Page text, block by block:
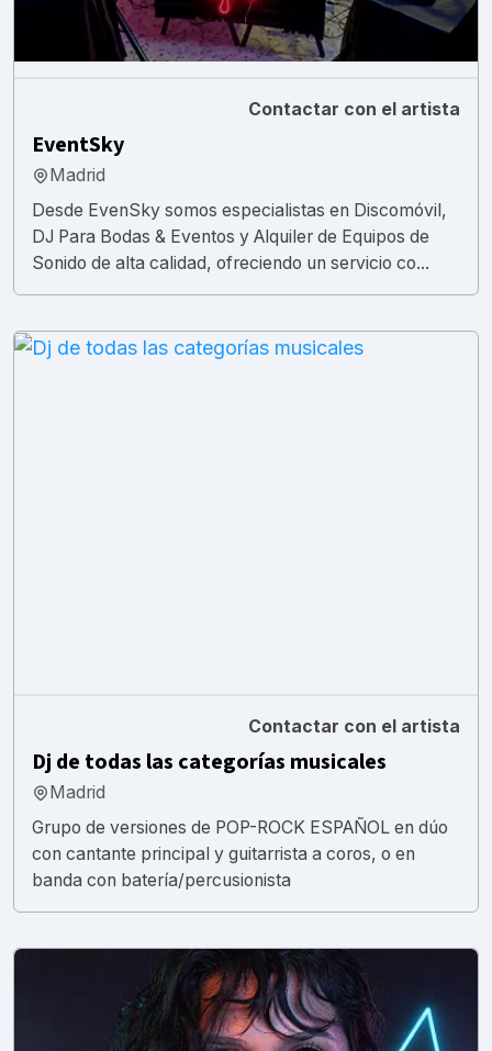
Contactar con el artista
EventSky
Madrid
Desde EvenSky somos especialistas en Discomóvil,
DJ Para Bodas & Eventos y Alquiler de Equipos de
Sonido de alta calidad, ofreciendo un servicio co...
Contactar con el artista
Dj de todas las categorías musicales
Madrid
Grupo de versiones de POP-ROCK ESPAÑOL en dúo
con cantante principal y guitarrista a coros, o en
banda con batería/percusionista